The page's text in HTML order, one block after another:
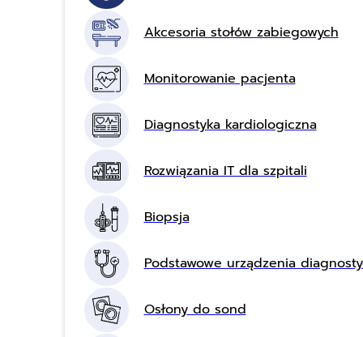
Akcesoria stołów zabiegowych
Monitorowanie pacjenta
Diagnostyka kardiologiczna
Rozwiązania IT dla szpitali
Biopsja
Podstawowe urządzenia
Osłony do sond